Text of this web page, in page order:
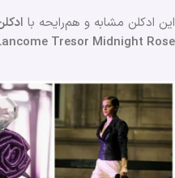
این ادکلن مشابه و هم‌رایحه با
Tresor Midnight Rose